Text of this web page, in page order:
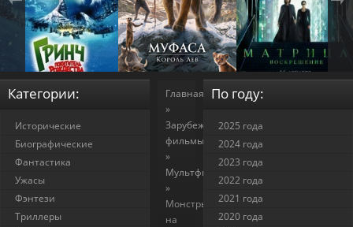
Главная
»
Зарубежные
фильмы
»
Мультфильмы
»
Монстры
на
Категории:
Исторические
Биографические
Фантастика
Ужасы
Фэнтези
Триллеры
По году:
2025 года
2024 года
2023 года
2022 года
2021 года
2020 года